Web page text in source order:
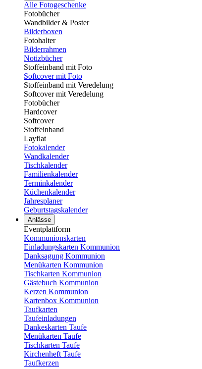
Alle Fotogeschenke
Fotobücher
Wandbilder & Poster
Bilderboxen
Fotohalter
Bilderrahmen
Notizbücher
Stoffeinband mit Foto
Softcover mit Foto
Stoffeinband mit Veredelung
Softcover mit Veredelung
Fotobücher
Hardcover
Softcover
Stoffeinband
Layflat
Fotokalender
Wandkalender
Tischkalender
Familienkalender
Terminkalender
Küchenkalender
Jahresplaner
Geburtstagskalender
Anlässe
Eventplattform
Kommunionskarten
Einladungskarten Kommunion
Danksagung Kommunion
Menükarten Kommunion
Tischkarten Kommunion
Gästebuch Kommunion
Kerzen Kommunion
Kartenbox Kommunion
Taufkarten
Taufeinladungen
Dankeskarten Taufe
Menükarten Taufe
Tischkarten Taufe
Kirchenheft Taufe
Taufkerzen